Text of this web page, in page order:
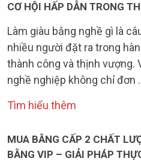
CƠ HỘI HẤP DẪN TRONG
Làm giàu bằng nghề gì là
nhiều người đặt ra trong
thành công và thịnh vượng.
nghề nghiệp không chỉ đơn
Tìm hiểu thêm
MUA BẰNG CẤP 2 CHẤT
BẰNG VIP – GIẢI PHÁP